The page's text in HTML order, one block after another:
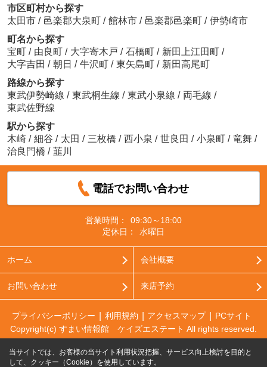
市区町村から探す
太田市 / 邑楽郡大泉町 / 館林市 / 邑楽郡邑楽町 / 伊勢崎市
町名から探す
宝町 / 由良町 / 大字寄木戸 / 石橋町 / 新田上江田町 /
大字吉田 / 朝日 / 牛沢町 / 東矢島町 / 新田高尾町
路線から探す
東武伊勢崎線 / 東武桐生線 / 東武小泉線 / 両毛線 /
東武佐野線
駅から探す
木崎 / 細谷 / 太田 / 三枚橋 / 西小泉 / 世良田 / 小泉町 / 竜舞 /
治良門橋 / 韮川
電話でお問い合わせ
営業時間：
09:30～18:00
定休日：
水曜日
ホーム 会社概要
お問い合わせ 来店予約
プライバシーポリシー 利用規約 アクセスマップ
PCサイト
Copyright(c) すまい情報館 ケイズエステート All rights reserved.
当サイトでは、お客様の当サイト利用状況把握、サービス向上検討を目的と
して、クッキー（Cookie）を使用しています。